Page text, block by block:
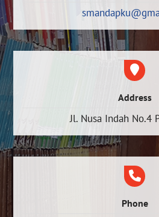
Address
Jl. Nusa Indah No.4
Phone